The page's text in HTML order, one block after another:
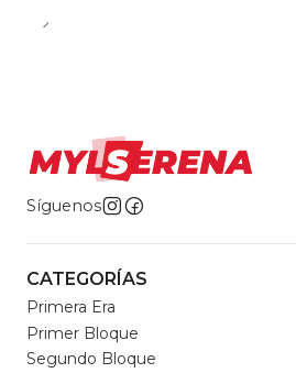
Síguenos
CATEGORÍAS
Primera Era
Primer Bloque
Segundo Bloque